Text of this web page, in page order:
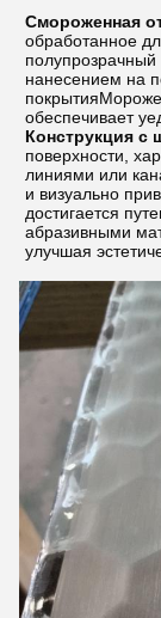
Смороженная
обработанное
нанесением на
обеспечивает
Конструкция с
поверхности,
линиями или
и визуально
достигается
абразивными
улучшая